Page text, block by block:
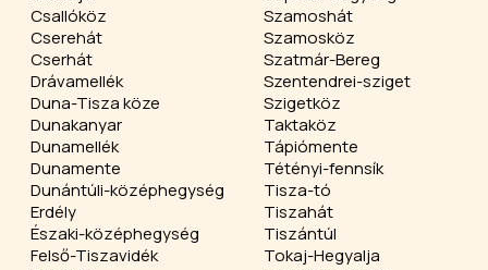
Csallóköz
Cserehát
Cserhát
Drávamellék
Duna-Tisza köze
Dunakanyar
Dunamellék
Dunamente
Dunántúli-középhegység
Erdély
Északi-középhegység
Felső-Tiszavidék
Szamoshát
Szamosköz
Szatmár-Bereg
Szentendrei-sziget
Szigetköz
Taktaköz
Tápiómente
Tétényi-fennsík
Tisza-tó
Tiszahát
Tiszántúl
Tokaj-Hegyalja